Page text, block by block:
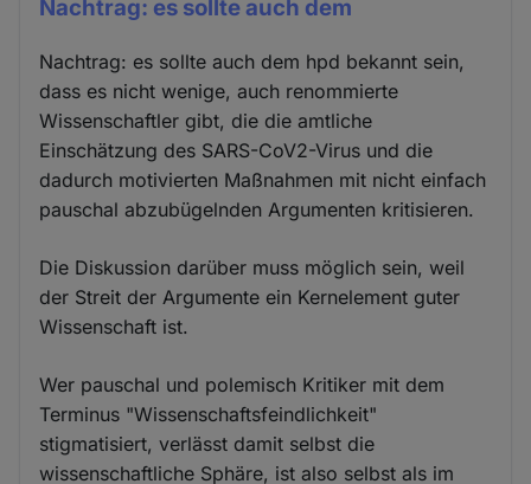
Nachtrag: es sollte auch dem
Nachtrag: es sollte auch dem hpd bekannt sein,
dass es nicht wenige, auch renommierte
Wissenschaftler gibt, die die amtliche
Einschätzung des SARS-CoV2-Virus und die
dadurch motivierten Maßnahmen mit nicht einfach
pauschal abzubügelnden Argumenten kritisieren.
Die Diskussion darüber muss möglich sein, weil
der Streit der Argumente ein Kernelement guter
Wissenschaft ist.
Wer pauschal und polemisch Kritiker mit dem
Terminus "Wissenschaftsfeindlichkeit"
stigmatisiert, verlässt damit selbst die
wissenschaftliche Sphäre, ist also selbst als im